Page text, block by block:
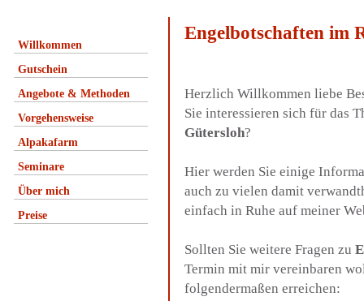
Willkommen
Gutschein
Angebote & Methoden
Vorgehensweise
Alpakafarm
Seminare
Über mich
Preise
Engelbotschaften im
Herzlich Willkommen liebe
Sie interessieren sich für das
Gütersloh?
Hier werden Sie einige
auch zu vielen damit
einfach in Ruhe auf meiner
Sollten Sie weitere Fragen zu
Termin mit mir vereinbaren
folgendermaßen erreichen: